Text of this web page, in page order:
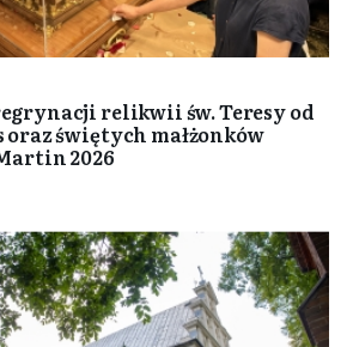
relikwii św. Teresy od
oraz świętych małżonków
2026